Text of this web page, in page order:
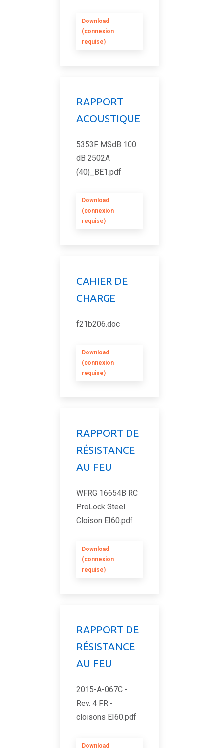
Download
(connexion
requise)
RAPPORT
ACOUSTIQUE
5353F MSdB 100
dB 2502A
(40)_BE1.pdf
Download
(connexion
requise)
CAHIER DE
CHARGE
f21b206.doc
Download
(connexion
requise)
RAPPORT DE
RÉSISTANCE
AU FEU
WFRG 16654B RC
ProLock Steel
Cloison EI60.pdf
Download
(connexion
requise)
RAPPORT DE
RÉSISTANCE
AU FEU
2015-A-067C -
Rev. 4 FR -
cloisons EI60.pdf
Download